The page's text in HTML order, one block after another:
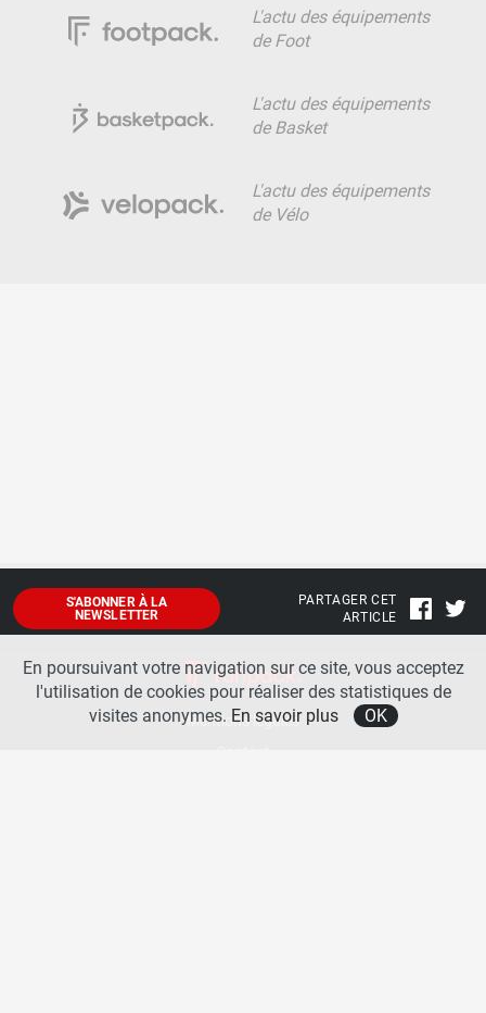
L'actu des équipements
de Foot
L'actu des équipements
de Basket
L'actu des équipements
de Vélo
S'ABONNER À LA
NEWSLETTER
PARTAGER CET
ARTICLE
Mentions légales
En poursuivant votre navigation sur ce site, vous acceptez
l'utilisation de cookies pour réaliser des statistiques de
visites anonymes. En savoir plus OK